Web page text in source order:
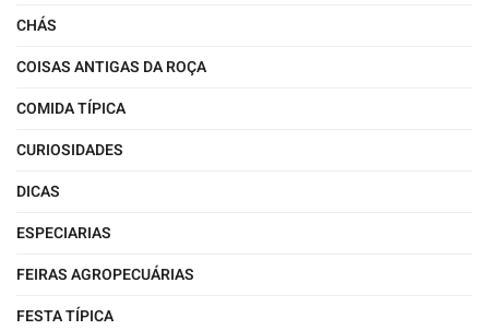
CHÁS
COISAS ANTIGAS DA ROÇA
COMIDA TÍPICA
CURIOSIDADES
DICAS
ESPECIARIAS
FEIRAS AGROPECUÁRIAS
FESTA TÍPICA